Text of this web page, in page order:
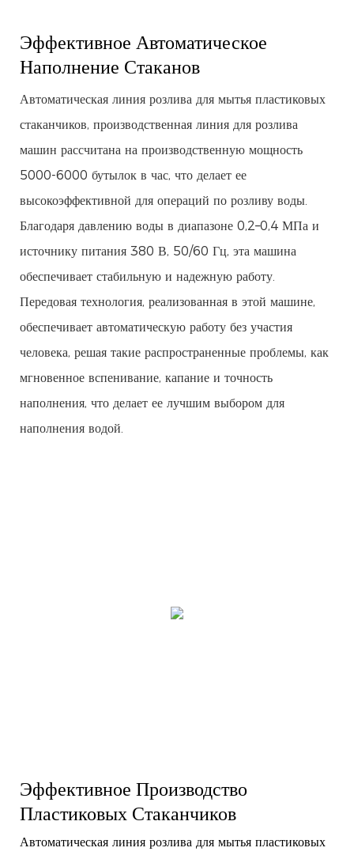
Эффективное Автоматическое
Наполнение Стаканов
Автоматическая линия розлива для мытья пластиковых
стаканчиков, производственная линия для розлива
машин рассчитана на производственную мощность
5000-6000 бутылок в час, что делает ее
высокоэффективной для операций по розливу воды.
Благодаря давлению воды в диапазоне 0,2–0,4 МПа и
источнику питания 380 В, 50/60 Гц, эта машина
обеспечивает стабильную и надежную работу.
Передовая технология, реализованная в этой машине,
обеспечивает автоматическую работу без участия
человека, решая такие распространенные проблемы, как
мгновенное вспенивание, капание и точность
наполнения, что делает ее лучшим выбором для
наполнения водой.
Эффективное Производство
Пластиковых Стаканчиков
Автоматическая линия розлива для мытья пластиковых